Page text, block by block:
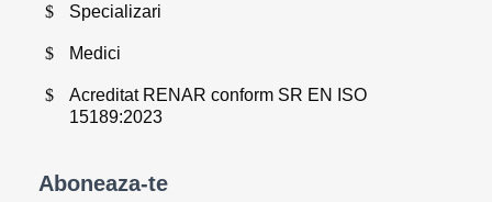
Specializari
Medici
Acreditat RENAR conform SR EN ISO
15189:2023
Aboneaza-te